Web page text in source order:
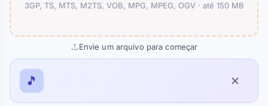
3GP, TS, MTS, M2TS, VOB, MPG, MPEG, OGV · até 150 MB
Envie um arquivo para começar
🎵